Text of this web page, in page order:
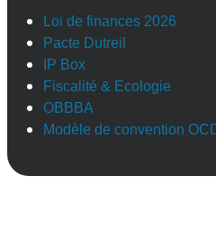
Loi de finances 2026
Pacte Dutreil
IP Box
Fiscalité & Ecologie
OBBBA
Modèle de convention